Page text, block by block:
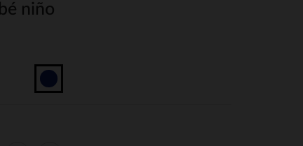
niño